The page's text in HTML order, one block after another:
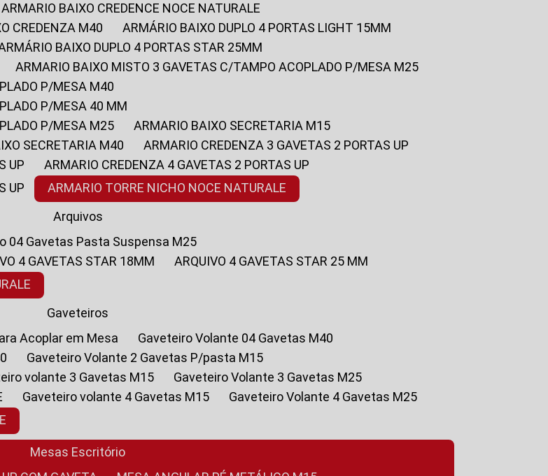
ARMARIO BAIXO CREDENCE NOCE NATURALE
CREDENZA M40
ARMÁRIO BAIXO DUPLO 4 PORTAS LIGHT 15MM
ARMÁRIO BAIXO DUPLO 4 PORTAS STAR 25MM
ARMARIO BAIXO MISTO 3 GAVETAS C/TAMPO ACOPLADO P/MESA M25
P/MESA M40
P/MESA 40 MM
P/MESA M25
ARMARIO BAIXO SECRETARIA M15
SECRETARIA M40
ARMARIO CREDENZA 3 GAVETAS 2 PORTAS UP
UP
ARMARIO CREDENZA 4 GAVETAS 2 PORTAS UP
UP
ARMARIO TORRE NICHO NOCE NATURALE
Arquivos
04 Gavetas Pasta Suspensa M25
4 GAVETAS STAR 18MM
ARQUIVO 4 GAVETAS STAR 25 MM
Gaveteiros
Acoplar em Mesa
Gaveteiro Volante 04 Gavetas M40
Gaveteiro Volante 2 Gavetas P/pasta M15
volante 3 Gavetas M15
Gaveteiro Volante 3 Gavetas M25
Gaveteiro volante 4 Gavetas M15
Gaveteiro Volante 4 Gavetas M25
Mesas Escritório